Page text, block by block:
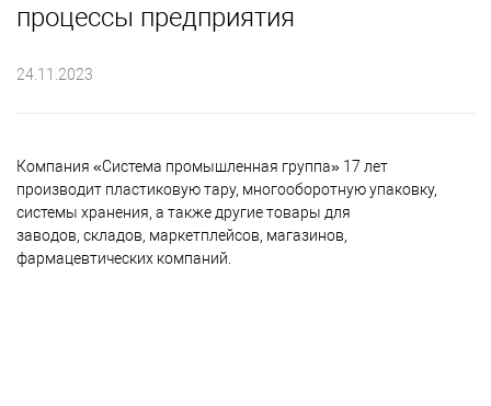
процессы предприятия
24.11.2023
Компания «Система промышленная группа» 17 лет
производит пластиковую тару, многооборотную упаковку,
системы хранения, а также другие товары для
заводов, складов, маркетплейсов, магазинов,
фармацевтических компаний.